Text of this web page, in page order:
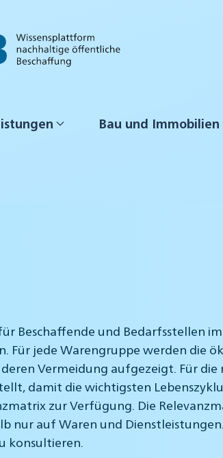
Bau und Immobilien
Beschaffende und Bedarfsstellen
Für jede Warengruppe werden die
Vermeidung aufgezeigt. Für
damit die wichtigsten
zur Verfügung. Die
nur auf Waren und
konsultieren.